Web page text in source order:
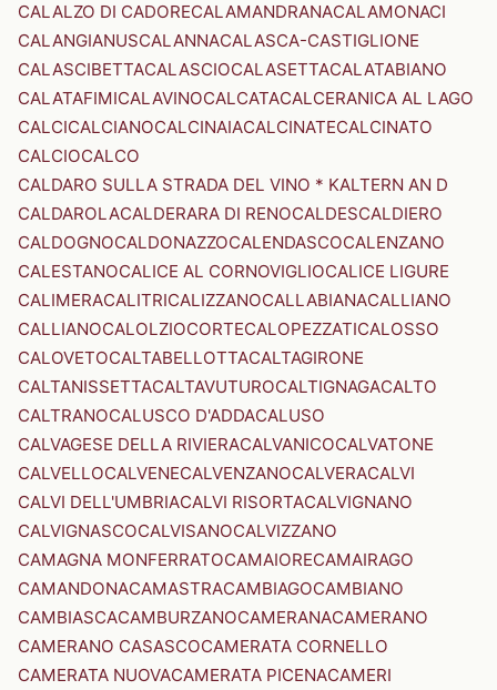
CALALZO DI CADORECALAMANDRANACALAMONACI
CALANGIANUSCALANNACALASCA-CASTIGLIONE
CALASCIBETTACALASCIOCALASETTACALATABIANO
CALATAFIMICALAVINOCALCATACALCERANICA AL LAGO
CALCICALCIANOCALCINAIACALCINATECALCINATO
CALCIOCALCO
CALDARO SULLA STRADA DEL VINO * KALTERN AN D
CALDAROLACALDERARA DI RENOCALDESCALDIERO
CALDOGNOCALDONAZZOCALENDASCOCALENZANO
CALESTANOCALICE AL CORNOVIGLIOCALICE LIGURE
CALIMERACALITRICALIZZANOCALLABIANACALLIANO
CALLIANOCALOLZIOCORTECALOPEZZATICALOSSO
CALOVETOCALTABELLOTTACALTAGIRONE
CALTANISSETTACALTAVUTUROCALTIGNAGACALTO
CALTRANOCALUSCO D'ADDACALUSO
CALVAGESE DELLA RIVIERACALVANICOCALVATONE
CALVELLOCALVENECALVENZANOCALVERACALVI
CALVI DELL'UMBRIACALVI RISORTACALVIGNANO
CALVIGNASCOCALVISANOCALVIZZANO
CAMAGNA MONFERRATOCAMAIORECAMAIRAGO
CAMANDONACAMASTRACAMBIAGOCAMBIANO
CAMBIASCACAMBURZANOCAMERANACAMERANO
CAMERANO CASASCOCAMERATA CORNELLO
CAMERATA NUOVACAMERATA PICENACAMERI